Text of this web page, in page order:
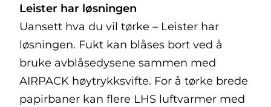
Leister har løsningen
Uansett hva du vil tørke – Leister har
løsningen. Fukt kan blåses bort ved å
bruke avblåsedysene sammen med
AIRPACK høytrykksvifte. For å tørke brede
papirbaner kan flere LHS luftvarmer med